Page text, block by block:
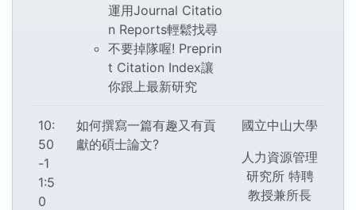
運用Journal Citatio
n Reports輕鬆找尋
不要掉隊喔! Preprin
t Citation Index讓
你跟上最新研究
10:
50
-1
1:5
0
如何撰寫一篇有趣又有貢
獻的碩士論文?
國立中山大學
人力資源管理
研究所 特聘
教授兼所長